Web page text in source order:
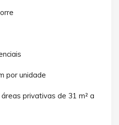
por unidade
privativas de 31 m² a